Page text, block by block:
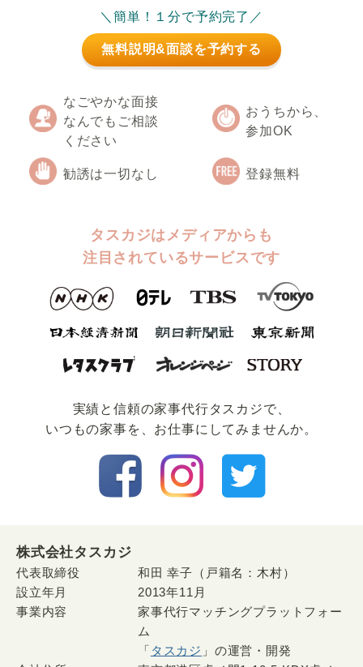
＼簡単！１分で予約完了／
無料説明&面談を予約する
なごやかな面接
なんでもご相談
ください
おうちから、
参加OK
勧誘は一切なし 登録無料
タスカジはメディアからも
注目されているサービスです
実績と信頼の家事代⾏タスカジで、
いつもの家事を、お仕事にしてみませんか。
株式会社タスカジ
代表取締役
和田 幸子（戸籍名：木村）
設立年月
2013年11月
事業内容
家事代行マッチングプラットフォー
ム
「 タスカジ 」の運営・開発